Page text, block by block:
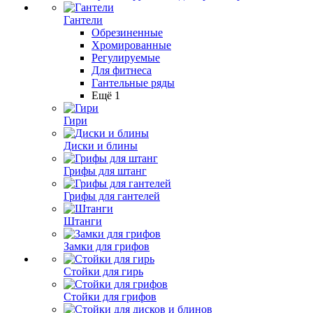
Гантели
Обрезиненные
Хромированные
Регулируемые
Для фитнеса
Гантельные ряды
Ещё 1
Гири
Диски и блины
Грифы для штанг
Грифы для гантелей
Штанги
Замки для грифов
Стойки для гирь
Стойки для грифов